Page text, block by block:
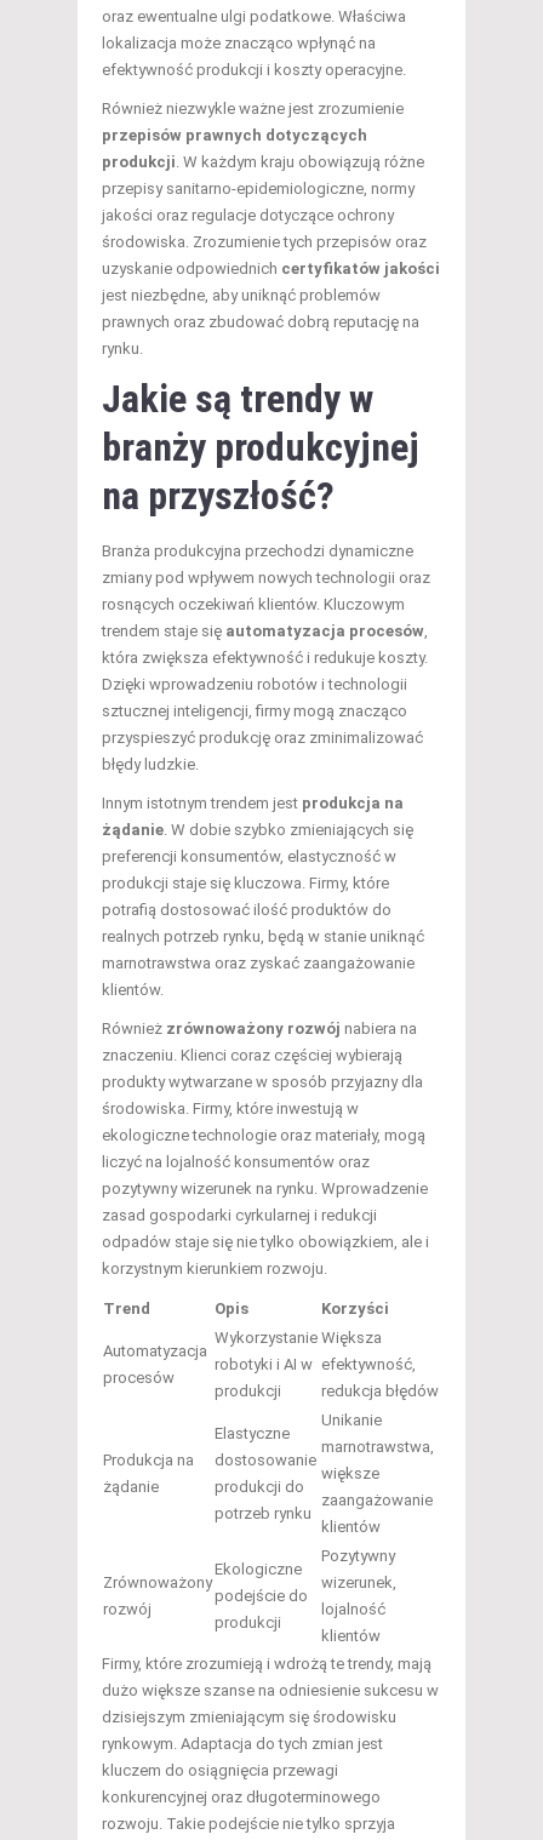
oraz ewentualne ulgi podatkowe. Właściwa
lokalizacja może znacząco wpłynąć na
efektywność produkcji i koszty operacyjne.
Również niezwykle ważne jest zrozumienie
przepisów prawnych dotyczących
produkcji . W każdym kraju obowiązują różne
przepisy sanitarno-epidemiologiczne, normy
jakości oraz regulacje dotyczące ochrony
środowiska. Zrozumienie tych przepisów oraz
uzyskanie odpowiednich certyfikatów jakości
jest niezbędne, aby uniknąć problemów
prawnych oraz zbudować dobrą reputację na
rynku.
Jakie są trendy w
branży produkcyjnej
na przyszłość?
Branża produkcyjna przechodzi dynamiczne
zmiany pod wpływem nowych technologii oraz
rosnących oczekiwań klientów. Kluczowym
trendem staje się automatyzacja procesów
która zwiększa efektywność i redukuje koszty.
Dzięki wprowadzeniu robotów i technologii
sztucznej inteligencji, firmy mogą znacząco
przyspieszyć produkcję oraz zminimalizować
błędy ludzkie.
Innym istotnym trendem jest produkcja na
żądanie . W dobie szybko zmieniających się
preferencji konsumentów, elastyczność w
produkcji staje się kluczowa. Firmy, które
potrafią dostosować ilość produktów do
realnych potrzeb rynku, będą w stanie uniknąć
marnotrawstwa oraz zyskać zaangażowanie
klientów.
Również zrównoważony rozwój nabiera na
znaczeniu. Klienci coraz częściej wybierają
produkty wytwarzane w sposób przyjazny dla
środowiska. Firmy, które inwestują w
ekologiczne technologie oraz materiały, mogą
liczyć na lojalność konsumentów oraz
pozytywny wizerunek na rynku. Wprowadzenie
zasad gospodarki cyrkularnej i redukcji
odpadów staje się nie tylko obowiązkiem, ale i
korzystnym kierunkiem rozwoju.
Trend Opis Korzyści
Automatyzacja
procesów
Wykorzystanie
robotyki i AI w
produkcji
Większa
efektywność,
redukcja błędów
Produkcja na
żądanie
Elastyczne
dostosowanie
produkcji do
potrzeb rynku
Unikanie
marnotrawstwa,
większe
zaangażowanie
klientów
Zrównoważony
rozwój
Ekologiczne
podejście do
produkcji
Pozytywny
wizerunek,
lojalność
klientów
Firmy, które zrozumieją i wdrożą te trendy, mają
dużo większe szanse na odniesienie sukcesu w
dzisiejszym zmieniającym się środowisku
rynkowym. Adaptacja do tych zmian jest
kluczem do osiągnięcia przewagi
konkurencyjnej oraz długoterminowego
rozwoju. Takie podejście nie tylko sprzyja